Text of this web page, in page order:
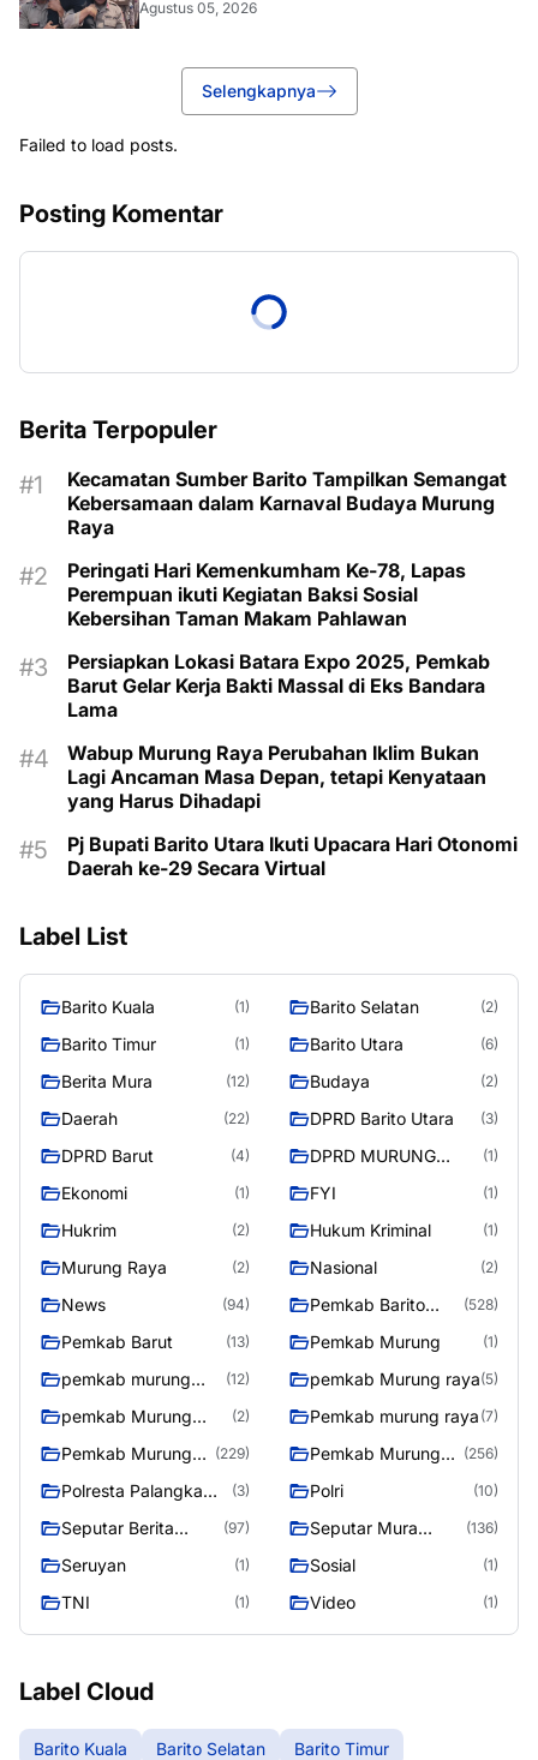
Agustus 05, 2026
Selengkapnya
Failed to load posts.
Posting Komentar
Berita Terpopuler
Kecamatan Sumber Barito Tampilkan Semangat
Kebersamaan dalam Karnaval Budaya Murung
Raya
Peringati Hari Kemenkumham Ke-78, Lapas
Perempuan ikuti Kegiatan Baksi Sosial
Kebersihan Taman Makam Pahlawan
Persiapkan Lokasi Batara Expo 2025, Pemkab
Barut Gelar Kerja Bakti Massal di Eks Bandara
Lama
Wabup Murung Raya Perubahan Iklim Bukan
Lagi Ancaman Masa Depan, tetapi Kenyataan
yang Harus Dihadapi
Pj Bupati Barito Utara Ikuti Upacara Hari Otonomi
Daerah ke-29 Secara Virtual
Label List
Barito Kuala (1) Barito Selatan (2)
Barito Timur (1) Barito Utara (6)
Berita Mura (12) Budaya (2)
Daerah (22) DPRD Barito Utara (3)
DPRD Barut (4)
DPRD MURUNG
(1)
Ekonomi (1) FYI (1)
Hukrim (2) Hukum Kriminal (1)
Murung Raya (2) Nasional (2)
News (94)
Pemkab Barito
(528)
Pemkab Barut (13) Pemkab Murung (1)
pemkab murung
(12) pemkab Murung raya(5)
pemkab Murung
(2) Pemkab murung raya (7)
Pemkab Murung
(229)
Pemkab Murung
(256)
Polresta Palangka
(3) Polri (10)
Seputar Berita
(97)
Seputar Mura
(136)
Seruyan (1) Sosial (1)
TNI (1) Video (1)
Label Cloud
Barito Kuala Barito Selatan
Barito Timur